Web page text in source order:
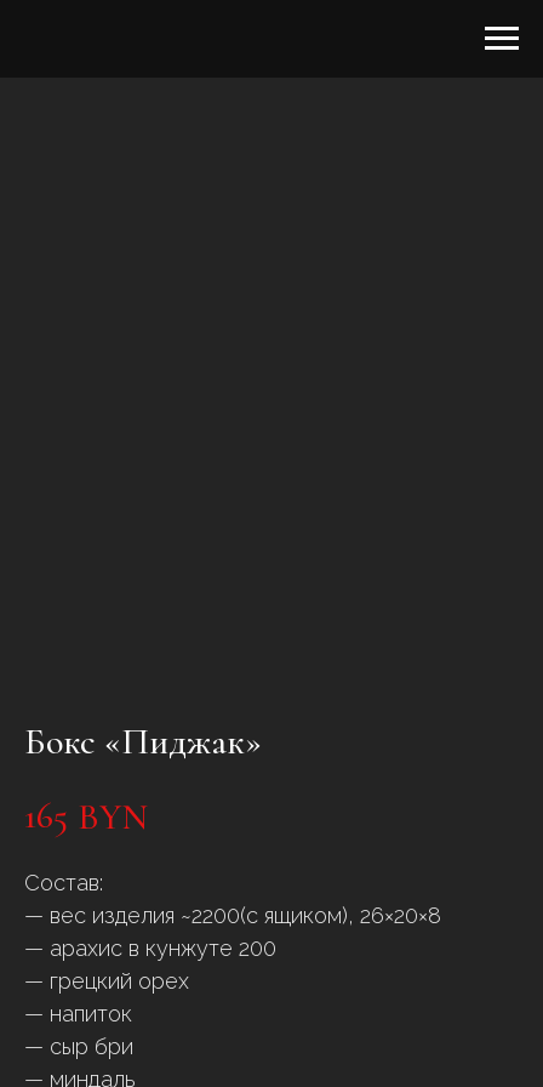
Бокс «Пиджак»
165 BYN
Состав:
— вес изделия ~2200(с ящиком), 26×20×8
— арахис в кунжуте 200
— грецкий орех
— напиток
— сыр бри
— миндаль